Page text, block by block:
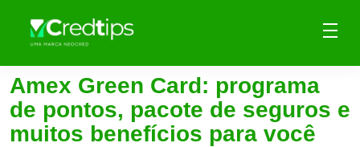
Amex Green Card: programa
de pontos, pacote de seguros e
muitos benefícios para você